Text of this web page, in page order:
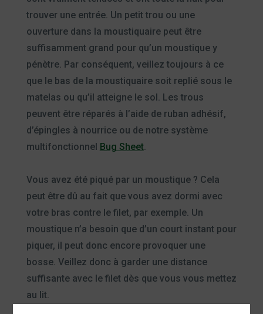
trouver une entrée. Un petit trou ou une
ouverture dans la moustiquaire peut être
suffisamment grand pour qu’un moustique y
pénètre. Par conséquent, veillez toujours à ce
que le bas de la moustiquaire soit replié sous le
matelas ou qu’il atteigne le sol. Les trous
peuvent être réparés à l’aide de ruban adhésif,
d’épingles à nourrice ou de notre système
multifonctionnel Bug Sheet.
Vous avez été piqué par un moustique ? Cela
peut être dû au fait que vous avez dormi avec
votre bras contre le filet, par exemple. Un
moustique n’a besoin que d’un court instant pour
piquer, il peut donc encore provoquer une
bosse. Veillez donc à garder une distance
suffisante avec le filet dès que vous vous mettez
au lit.